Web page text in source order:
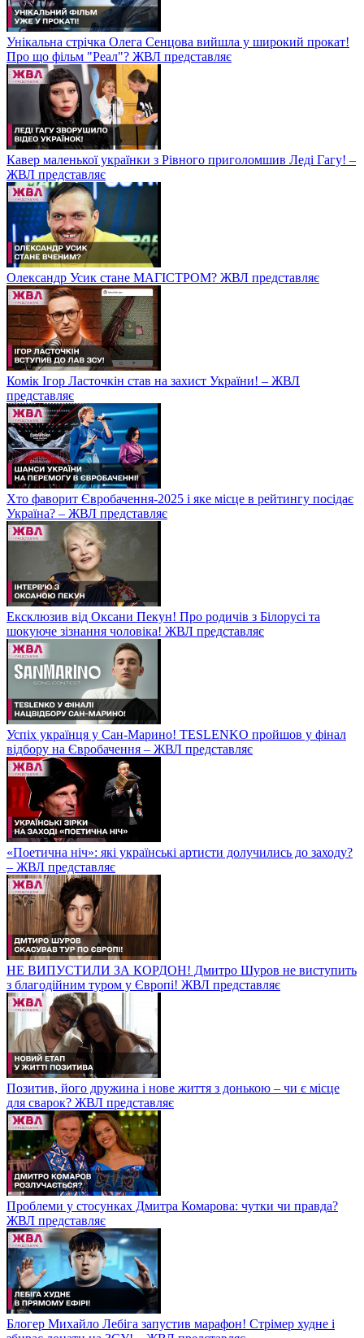
Унікальна стрічка Олега Сенцова вийшла у широкий прокат!
Про що фільм "Реал"? ЖВЛ представляє
Кавер маленької українки з Рівного приголомшив Леді Гагу! –
ЖВЛ представляє
Олександр Усик стане МАГІСТРОМ? ЖВЛ представляє
Комік Ігор Ласточкін став на захист України! – ЖВЛ
представляє
Хто фаворит Євробачення-2025 і яке місце в рейтингу посідає
Україна? – ЖВЛ представляє
Ексклюзив від Оксани Пекун! Про родичів з Білорусі та
шокуюче зізнання чоловіка! ЖВЛ представляє
Успіх українця у Сан-Марино! TESLENKO пройшов у фінал
відбору на Євробачення – ЖВЛ представляє
«Поетична ніч»: які українські артисти долучились до заходу?
– ЖВЛ представляє
НЕ ВИПУСТИЛИ ЗА КОРДОН! Дмитро Шуров не виступить
з благодійним туром у Європі! ЖВЛ представляє
Позитив, його дружина і нове життя з донькою – чи є місце
для сварок? ЖВЛ представляє
Проблеми у стосунках Дмитра Комарова: чутки чи правда?
ЖВЛ представляє
Блогер Михайло Лебіга запустив марафон! Стрімер худне і